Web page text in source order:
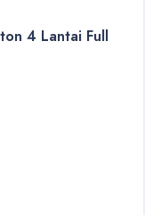
4 Lantai Full